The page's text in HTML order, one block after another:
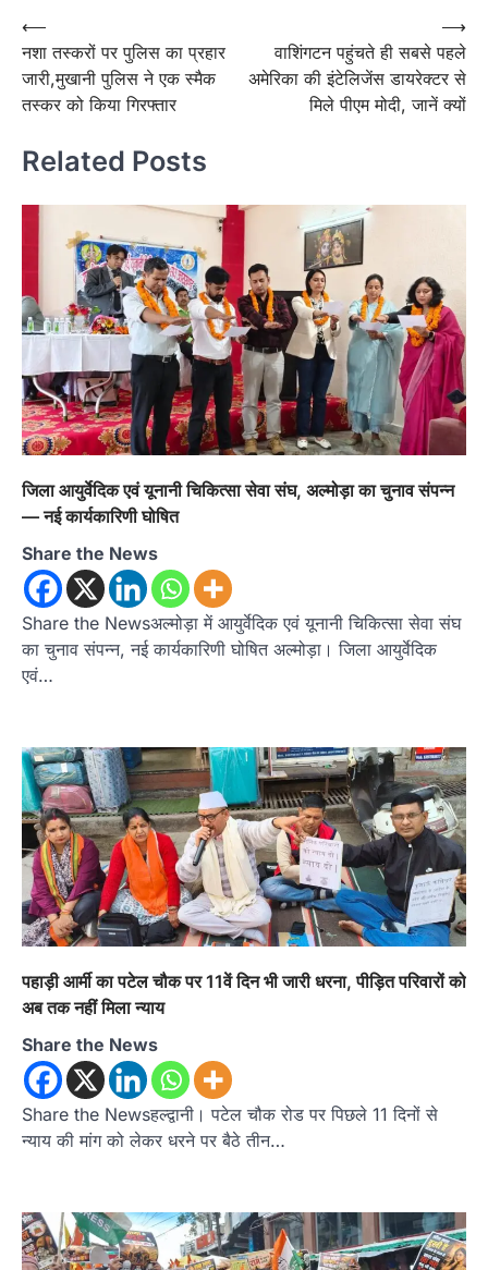
Post
navigation
⟵
नशा तस्करों पर पुलिस का प्रहार
जारी,मुखानी पुलिस ने एक स्मैक
तस्कर को किया गिरफ्तार
वाशिंगटन पहुंचते ही सबसे पहले
अमेरिका की इंटेलिजेंस डायरेक्टर से
मिले पीएम मोदी, जानें क्यों
⟶
Related Posts
जिला आयुर्वेदिक एवं यूनानी चिकित्सा सेवा संघ, अल्मोड़ा का चुनाव संपन्न
— नई कार्यकारिणी घोषित
Share the News
Share the Newsअल्मोड़ा में आयुर्वेदिक एवं यूनानी चिकित्सा सेवा संघ
का चुनाव संपन्न, नई कार्यकारिणी घोषित अल्मोड़ा। जिला आयुर्वेदिक
एवं…
पहाड़ी आर्मी का पटेल चौक पर 11वें दिन भी जारी धरना, पीड़ित परिवारों को
अब तक नहीं मिला न्याय
Share the News
Share the Newsहल्द्वानी। पटेल चौक रोड पर पिछले 11 दिनों से
न्याय की मांग को लेकर धरने पर बैठे तीन…
2
अल्मोड़ा उत्तराखण्ड कुमाऊं ख़बरें
रानीखेत में शिक्षा-स्वास्थ्य व्यवस्था पर फूटा
कांग्रेस का गुस्सा, मंत्री और सरकार का पुतला
August 6, 2026
3
अल्मोड़ा उत्तराखण्ड कुमाऊं
रानीखेत में युवा कांग्रेस की जिला बैठक, 8
अगस्त को खड़गे की हल्द्वानी रैली को सफल
संगठन विस्तार के तहत कई नई नियुक्तियां, बूथ स्तर तक
संगठन मजबूत करने और युवाओं…